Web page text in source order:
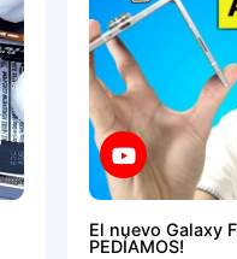
El nuevo Galaxy
PEDÍAMOS!